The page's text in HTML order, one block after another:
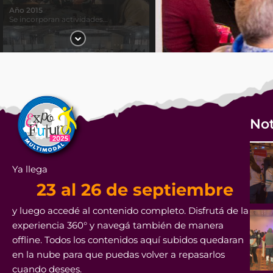
Año 2015
Se incorporan actividades…
Año 2017
Alumnos del interior también…
Año 2018
Alumnos asisten a las charlas…
Ya llega
23 al 26 de septiembre
y luego accedé al contenido completo. Disfrutá de la
experiencia 360° y navegá también de manera
offline. Todos los contenidos aquí subidos quedaran
en la nube para que puedas volver a repasarlos
cuando desees.